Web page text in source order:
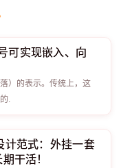
可实现嵌入、向
）的表示。传统上，这
.
计范式：外挂一套
干活！